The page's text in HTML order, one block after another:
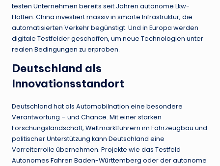
testen Unternehmen bereits seit Jahren autonome Lkw-
Flotten. China investiert massiv in smarte Infrastruktur, die
automatisierten Verkehr begünstigt. Und in Europa werden
digitale Testfelder geschaffen, um neue Technologien unter
realen Bedingungen zu erproben.
Deutschland als
Innovationsstandort
Deutschland hat als Automobilnation eine besondere
Verantwortung – und Chance. Mit einer starken
Forschungslandschaft, Weltmarktführern im Fahrzeugbau und
politischer Unterstützung kann Deutschland eine
Vorreiterrolle übernehmen. Projekte wie das Testfeld
Autonomes Fahren Baden-Württemberg oder der autonome